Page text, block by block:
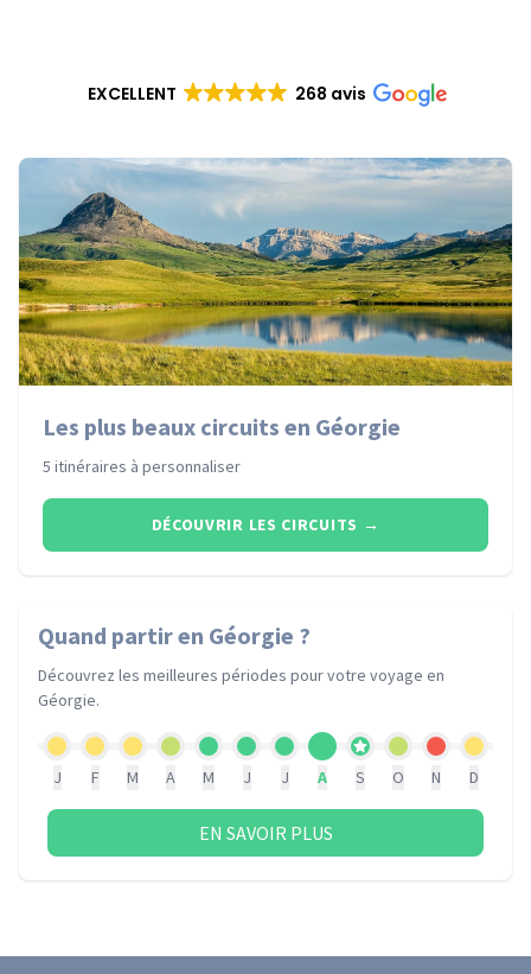
EXCELLENT 268 avis
Les plus beaux circuits en Géorgie
5 itinéraires à personnaliser
DÉCOUVRIR LES CIRCUITS →
Quand partiren Géorgie ?
Découvrez les meilleures périodes pour votre voyage en
Géorgie.
J F M A M J J A S O N D
EN SAVOIR PLUS